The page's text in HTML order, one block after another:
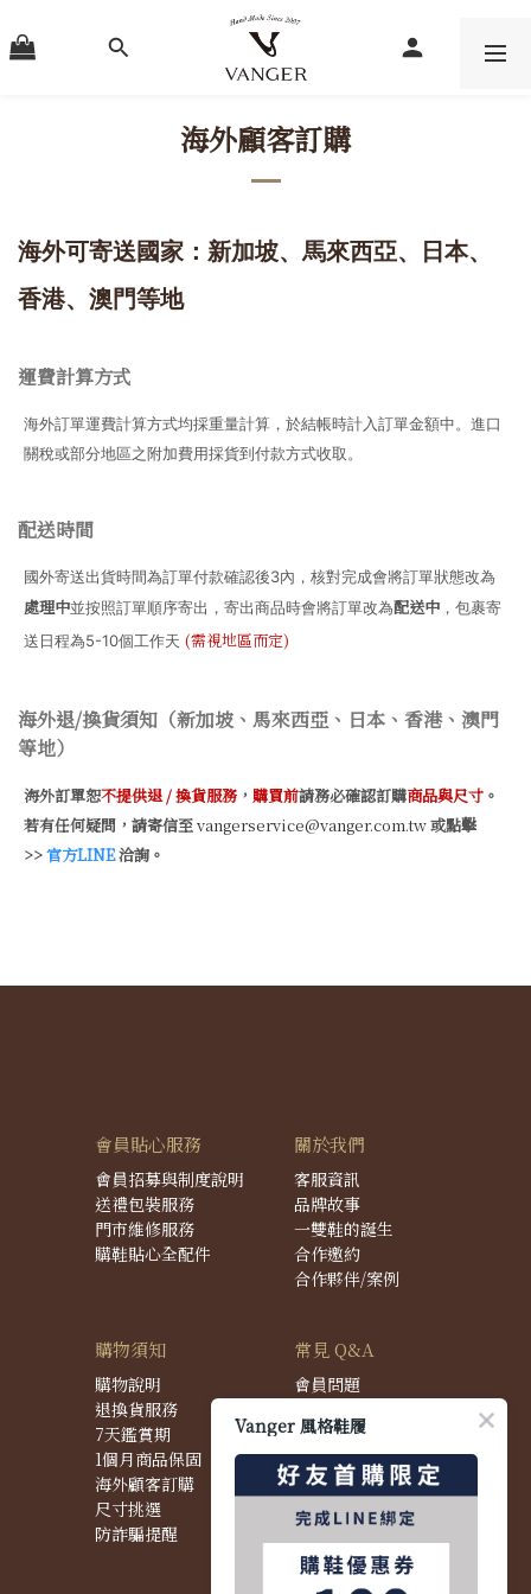
海外顧客訂購
海外可寄送國家：新加坡、馬來西亞、日本、
香港、澳門等地
運費計算方式
海外訂單運費計算方式均採重量計算， 於結帳時計入訂單金額中。 進口
關稅或部分地區之附加費用採貨到付款方式收取。
配送時間
國外寄送出貨時間為訂單付款確認後3內，核對完成會將訂單狀態改為
處理中並按照訂單順序寄出，寄出商品時會將訂單改為配送中 ，包裹寄
送日程為5-10個工作天 (需視地區而定)
海外退/換貨須知（新加坡、馬來西亞、日本、香港、澳門
等地）
海外訂單恕不提供退 / 換貨服務 ， 購買前請務必確認訂購商品與尺寸 。
若有任何疑問，請寄信至vangerservice@vanger.com.tw或點擊
>>官方LINE洽詢。
會員貼心服務
會員招募與制度說明
送禮包裝服務
門市維修服務
購鞋貼心全配件
關於我們
客服資訊
品牌故事
一雙鞋的誕生
合作邀約
合作夥伴/案例
購物須知
購物說明
退換貨服務
7天鑑賞期
1個月商品保固
海外顧客訂購
尺寸挑選
防詐騙提醒
常見 Q&A
會員問題
配送問題
退換貨問題
商品問題
Vanger 風格鞋履